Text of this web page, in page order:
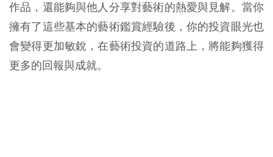
作品，還能夠與他人分享對藝術的熱愛與見解。當你
擁有了這些基本的藝術鑑賞經驗後，你的投資眼光也
會變得更加敏銳，在藝術投資的道路上，將能夠獲得
更多的回報與成就。